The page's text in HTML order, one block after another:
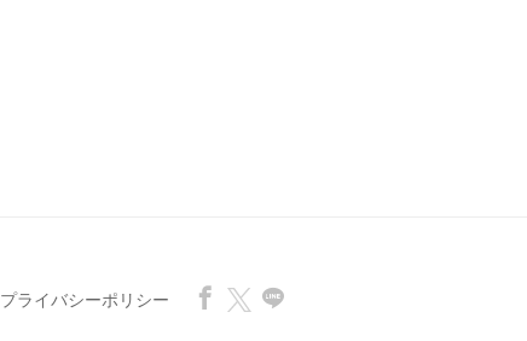
プライバシーポリシー